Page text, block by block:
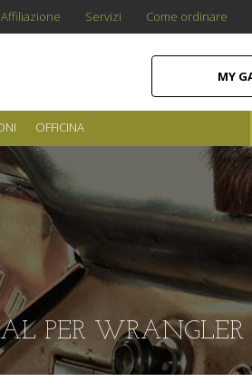
Affiliazione Servizi Come ordinare
MY
OFFICINA
PER WRANGLER